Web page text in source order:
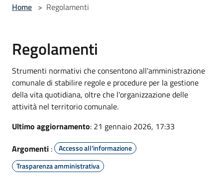
Home > Regolamenti
Regolamenti
Strumenti normativi che consentono all'amministrazione
comunale di stabilire regole e procedure per la gestione
della vita quotidiana, oltre che l'organizzazione delle
attività nel territorio comunale.
Ultimo aggiornamento: 21 gennaio 2026, 17:33
Argomenti :
Accesso all'informazione
Trasparenza amministrativa